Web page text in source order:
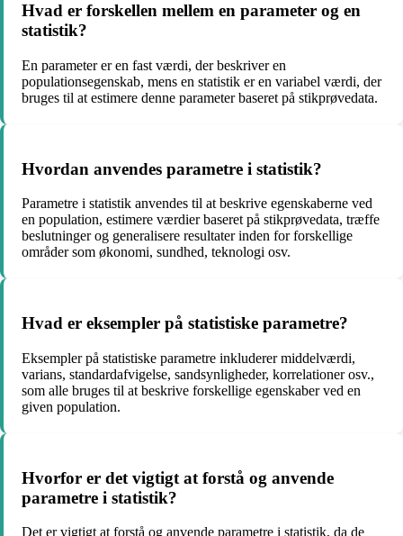
Hvad er forskellen mellem en parameter og en
statistik?
En parameter er en fast værdi, der beskriver en
populationsegenskab, mens en statistik er en variabel værdi, der
bruges til at estimere denne parameter baseret på stikprøvedata.
Hvordan anvendes parametre i statistik?
Parametre i statistik anvendes til at beskrive egenskaberne ved
en population, estimere værdier baseret på stikprøvedata, træffe
beslutninger og generalisere resultater inden for forskellige
områder som økonomi, sundhed, teknologi osv.
Hvad er eksempler på statistiske parametre?
Eksempler på statistiske parametre inkluderer middelværdi,
varians, standardafvigelse, sandsynligheder, korrelationer osv.,
som alle bruges til at beskrive forskellige egenskaber ved en
given population.
Hvorfor er det vigtigt at forstå og anvende
parametre i statistik?
Det er vigtigt at forstå og anvende parametre i statistik, da de